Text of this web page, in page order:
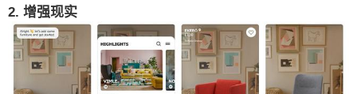
2. 增强现实